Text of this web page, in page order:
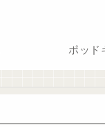
ポッド